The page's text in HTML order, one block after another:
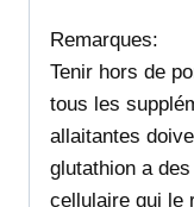
Remarques:
Tenir hors de
tous les
allaitantes
glutathion a
cellulaire qui le